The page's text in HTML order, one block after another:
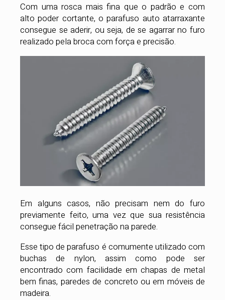
Com uma rosca mais fina que o padrão e com
alto poder cortante, o parafuso auto atarraxante
consegue se aderir, ou seja, de se agarrar no furo
realizado pela broca com força e precisão.
Em alguns casos, não precisam nem do furo
previamente feito, uma vez que sua resistência
consegue fácil penetração na parede.
Esse tipo de parafuso é comumente utilizado com
buchas de nylon, assim como pode ser
encontrado com facilidade em chapas de metal
bem finas, paredes de concreto ou em móveis de
madeira.